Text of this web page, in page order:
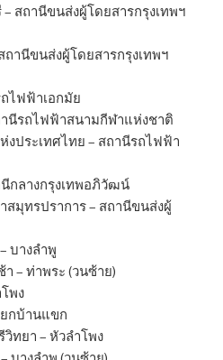
สถานีขนส่งผู้โดยสารกรุงเทพฯ
านีขนส่งผู้โดยสารกรุงเทพฯ
ไฟฟ้าเอกมัย
านีรถไฟฟ้าสนามกีฬาแห่งชาติ
ประเทศไทย – สถานีรถไฟฟ้า
กลางกรุงเทพอภิวัฒน์
สมุทรปราการ – สถานีขนส่งผู้
บางลำพู
– ท่าพระ (วนซ้าย)
พง
กบ้านแขก
วิทยา – หัวลำโพง